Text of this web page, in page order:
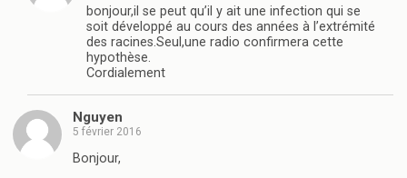
bonjour,il se peut qu’il y ait une infection qui se
soit développé au cours des années à l’extrémité
des racines.Seul,une radio confirmera cette
hypothèse.
Cordialement
Nguyen
5 février 2016
Bonjour,